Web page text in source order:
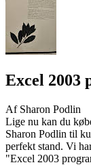
Excel 2003
Af Sharon Podlin
Lige nu kan du
Sharon Podlin til
perfekt stand. Vi
"Excel 2003